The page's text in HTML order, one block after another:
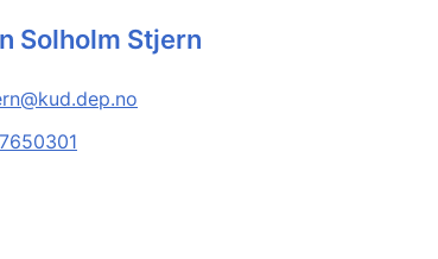
Solholm Stjern